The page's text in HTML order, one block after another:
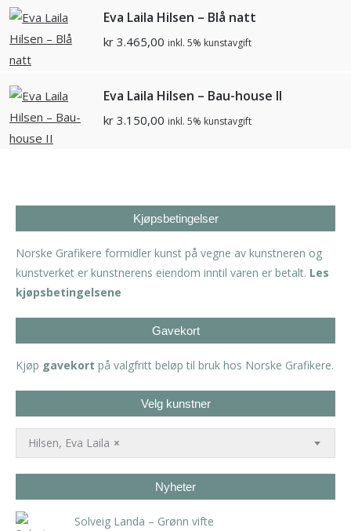
Eva Laila Hilsen – Blå natt
kr 3.465,00 inkl. 5% kunstavgift
Eva Laila Hilsen – Bau-house II
kr 3.150,00 inkl. 5% kunstavgift
Kjøpsbetingelser
Norske Grafikere formidler kunst på vegne av kunstneren og
kunstverket er kunstnerens eiendom inntil varen er betalt. Les
kjøpsbetingelsene
Gavekort
Kjøp gavekort på valgfritt beløp til bruk hos Norske Grafikere.
Velg kunstner
×
Hilsen, Eva Laila
Nyheter
Solveig Landa – Grønn vifte